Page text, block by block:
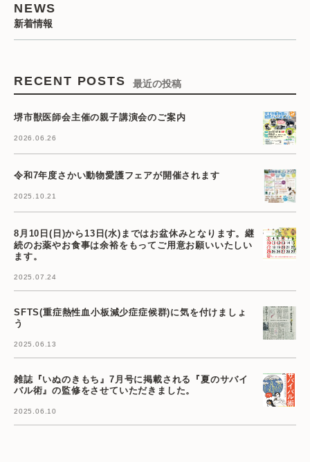
NEWS
新着情報
RECENT POSTS 最近の投稿
堺市獣医師会主催の親子講演会のご案内
2026.06.26
令和7年度さかい動物愛護フェアが開催されます
2025.10.21
8月10日(日)から13日(水)まではお盆休みとなります。継
続のお薬やお食事は余裕をもってご用意お願いいたしい
ます。
2025.07.24
SFTS(重症熱性血小板減少症症候群)に気を付けましょ
う
2025.06.13
雑誌『いぬのきもち』7月号に掲載される『夏のサバイ
バル術』の監修をさせていただきました。
2025.06.10